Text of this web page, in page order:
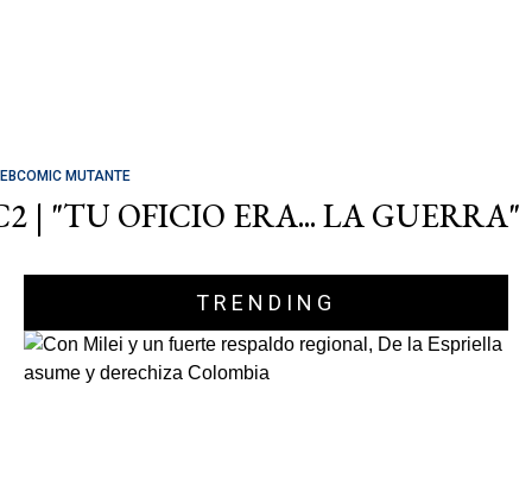
MUTANTE
| "TU OFICIO ERA... LA GUERRA"
TRENDING